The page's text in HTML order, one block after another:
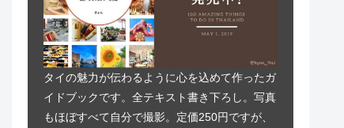
タイの魅力が伝わるように心を込めて作ったガ
イドブックです。全テキスト書き下ろし。写真
もほぼすべて自分で撮影。定価250円ですが、